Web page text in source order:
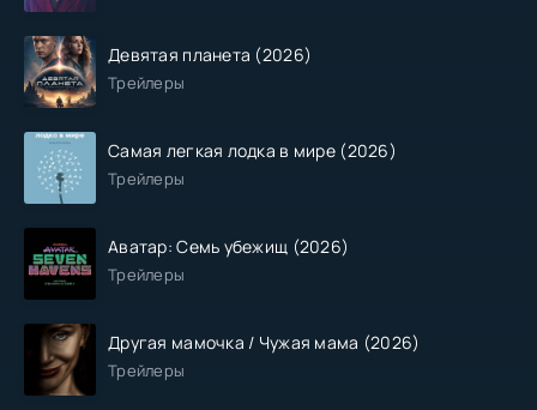
Девятая планета (2026)
Трейлеры
Самая легкая лодка в мире (2026)
Трейлеры
Аватар: Семь убежищ (2026)
Трейлеры
Другая мамочка / Чужая мама (2026)
Трейлеры